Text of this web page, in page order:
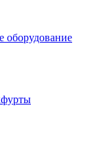
оборудование